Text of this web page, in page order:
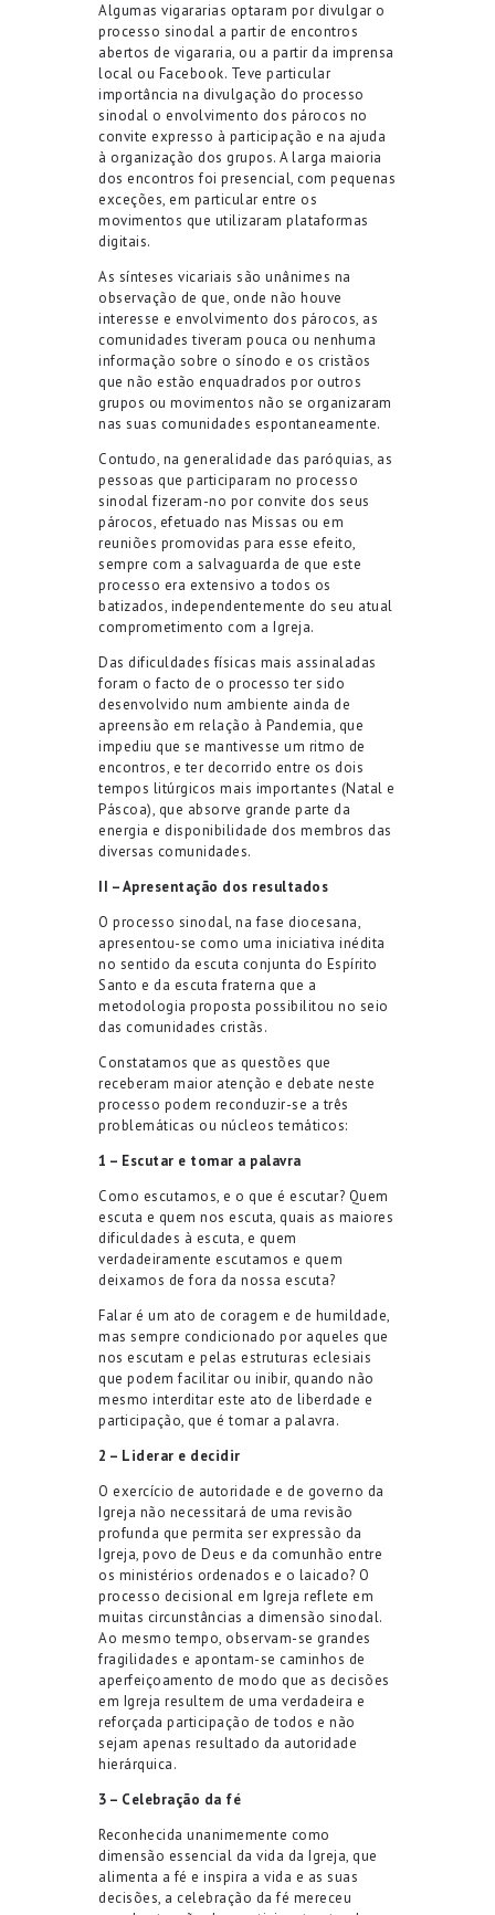
Algumas vigararias optaram por divulgar o
processo sinodal a partir de encontros
abertos de vigararia, ou a partir da imprensa
local ou Facebook. Teve particular
importância na divulgação do processo
sinodal o envolvimento dos párocos no
convite expresso à participação e na ajuda
à organização dos grupos. A larga maioria
dos encontros foi presencial, com pequenas
exceções, em particular entre os
movimentos que utilizaram plataformas
digitais.
As sínteses vicariais são unânimes na
observação de que, onde não houve
interesse e envolvimento dos párocos, as
comunidades tiveram pouca ou nenhuma
informação sobre o sínodo e os cristãos
que não estão enquadrados por outros
grupos ou movimentos não se organizaram
nas suas comunidades espontaneamente.
Contudo, na generalidade das paróquias, as
pessoas que participaram no processo
sinodal fizeram-no por convite dos seus
párocos, efetuado nas Missas ou em
reuniões promovidas para esse efeito,
sempre com a salvaguarda de que este
processo era extensivo a todos os
batizados, independentemente do seu atual
comprometimento com a Igreja.
Das dificuldades físicas mais assinaladas
foram o facto de o processo ter sido
desenvolvido num ambiente ainda de
apreensão em relação à Pandemia, que
impediu que se mantivesse um ritmo de
encontros, e ter decorrido entre os dois
tempos litúrgicos mais importantes (Natal e
Páscoa), que absorve grande parte da
energia e disponibilidade dos membros das
diversas comunidades.
II – Apresentação dos resultados
O processo sinodal, na fase diocesana,
apresentou-se como uma iniciativa inédita
no sentido da escuta conjunta do Espírito
Santo e da escuta fraterna que a
metodologia proposta possibilitou no seio
das comunidades cristãs.
Constatamos que as questões que
receberam maior atenção e debate neste
processo podem reconduzir-se a três
problemáticas ou núcleos temáticos:
1 – Escutar e tomar a palavra
Como escutamos, e o que é escutar? Quem
escuta e quem nos escuta, quais as maiores
dificuldades à escuta, e quem
verdadeiramente escutamos e quem
deixamos de fora da nossa escuta?
Falar é um ato de coragem e de humildade,
mas sempre condicionado por aqueles que
nos escutam e pelas estruturas eclesiais
que podem facilitar ou inibir, quando não
mesmo interditar este ato de liberdade e
participação, que é tomar a palavra.
2 – Liderar e decidir
O exercício de autoridade e de governo da
Igreja não necessitará de uma revisão
profunda que permita ser expressão da
Igreja, povo de Deus e da comunhão entre
os ministérios ordenados e o laicado? O
processo decisional em Igreja reflete em
muitas circunstâncias a dimensão sinodal.
Ao mesmo tempo, observam-se grandes
fragilidades e apontam-se caminhos de
aperfeiçoamento de modo que as decisões
em Igreja resultem de uma verdadeira e
reforçada participação de todos e não
sejam apenas resultado da autoridade
hierárquica.
3 – Celebração da fé
Reconhecida unanimemente como
dimensão essencial da vida da Igreja, que
alimenta a fé e inspira a vida e as suas
decisões, a celebração da fé mereceu